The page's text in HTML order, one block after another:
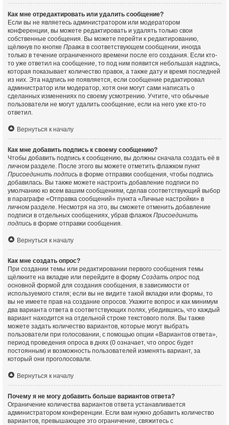
Как мне отредактировать или удалить сообщение?
Если вы не являетесь администратором или модератором
конференции, вы можете редактировать и удалять только свои
собственные сообщения. Вы можете перейти к редактированию,
щёлкнув по кнопке Правка в соответствующем сообщении, иногда
только в течение ограниченного времени после его создания. Если кто-
то уже ответил на сообщение, то под ним появится небольшая надпись,
которая показывает количество правок, а также дату и время последней
из них. Эта надпись не появляется, если сообщение редактировал
администратор или модератор, хотя они могут сами написать о
сделанных изменениях по своему усмотрению. Учтите, что обычные
пользователи не могут удалить сообщение, если на него уже кто-то
ответил.
Вернуться к началу
Как мне добавить подпись к своему сообщению?
Чтобы добавить подпись к сообщению, вы должны сначала создать её в
личном разделе. После этого вы можете отметить флажком пункт
Присоединить подпись в форме отправки сообщения, чтобы подпись
добавилась. Вы также можете настроить добавление подписи по
умолчанию ко всем вашим сообщениям, сделав соответствующий выбор
в параграфе «Отправка сообщений» пункта «Личные настройки» в
личном разделе. Несмотря на это, вы сможете отменить добавление
подписи в отдельных сообщениях, убрав флажок Присоединить
подпись в форме отправки сообщения.
Вернуться к началу
Как мне создать опрос?
При создании темы или редактировании первого сообщения темы
щёлкните на вкладке или перейдите в форму Создать опрос под
основной формой для создания сообщения, в зависимости от
используемого стиля; если вы не видите такой вкладки или формы, то
вы не имеете прав на создание опросов. Укажите вопрос и как минимум
два варианта ответа в соответствующих полях, убедившись, что каждый
вариант находится на отдельной строке текстового поля. Вы также
можете задать количество вариантов, которые могут выбрать
пользователи при голосовании, с помощью опции «Вариантов ответа»,
период проведения опроса в днях (0 означает, что опрос будет
постоянным) и возможность пользователей изменять вариант, за
который они проголосовали.
Вернуться к началу
Почему я не могу добавить больше вариантов ответа?
Ограничение количества вариантов ответа устанавливается
администратором конференции. Если вам нужно добавить количество
вариантов, превышающее это ограничение, свяжитесь с